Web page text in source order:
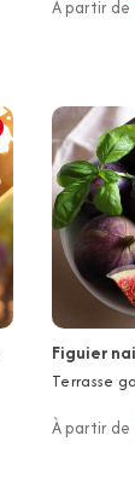
À partir de
Figuier
Terrasse
À partir de